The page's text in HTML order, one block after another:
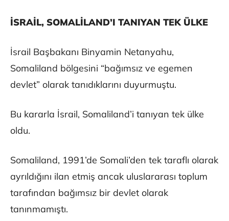
İSRAİL, SOMALİLAND’I TANIYAN TEK ÜLKE
İsrail Başbakanı Binyamin Netanyahu,
Somaliland bölgesini “bağımsız ve egemen
devlet” olarak tanıdıklarını duyurmuştu.
Bu kararla İsrail, Somaliland’i tanıyan tek ülke
oldu.
Somaliland, 1991’de Somali’den tek taraflı olarak
ayrıldığını ilan etmiş ancak uluslararası toplum
tarafından bağımsız bir devlet olarak
tanınmamıştı.